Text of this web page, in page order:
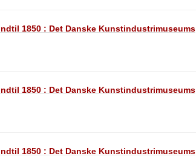
1850 : Det Danske Kunstindustrimuseums
1850 : Det Danske Kunstindustrimuseums
1850 : Det Danske Kunstindustrimuseums